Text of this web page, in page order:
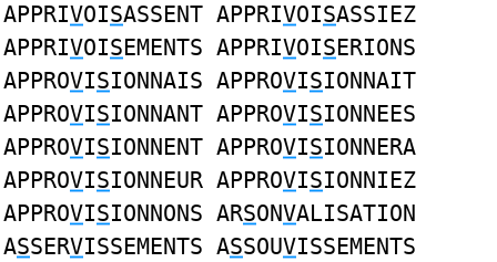
APPRIVOISASSENT APPRIVOISASSIEZ
APPRIVOISEMENTS APPRIVOISERIONS
APPROVISIONNAIS APPROVISIONNAIT
APPROVISIONNANT APPROVISIONNEES
APPROVISIONNENT APPROVISIONNERA
APPROVISIONNEUR APPROVISIONNIEZ
APPROVISIONNONS ARSONVALISATION
ASSERVISSEMENTS ASSOUVISSEMENTS